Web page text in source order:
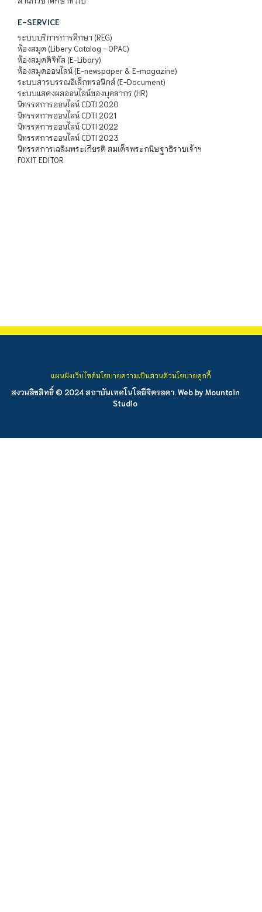
E-SERVICE
ระบบบริการการศึกษา (REG)
ห้องสมุด (Libery Catalog - OPAC)
ห้องสมุดดิจิทัล (E-Libary)
ห้องสมุดออนไลน์ (E-newspaper & E-magazine)
ระบบสารบรรณอิเล็กทรอนิกส์ (E-Document)
ระบบแสดงผลออนไลน์ของบุคลากร (HR)
นิทรรศการออนไลน์ CDTI 2020
นิทรรศการออนไลน์ CDTI 2021
นิทรรศการออนไลน์ CDTI 2022
นิทรรศการออนไลน์ CDTI 2023
นิทรรศการเฉลิมพระเกียรติ สมเด็จพระกนิษฐาธิราชเจ้าฯ
FOXIT EDITOR
สงวนลิขสิทธิ์ © 2024 สถาบันเทคโนโลยีจิตรลดา. Web by Mountain
Studio
แผนผังเว็บไซต์นโยบายความเป็นส่วนตัวนโยบายคุกกี้